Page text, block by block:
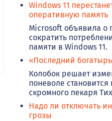
Windows 11
оперативную память
Microsoft объявила о
сократить
памяти в Windows 11.
«Последний
Колобок решает
поневоле
скромного пекаря
Надо ли отключать
грозы